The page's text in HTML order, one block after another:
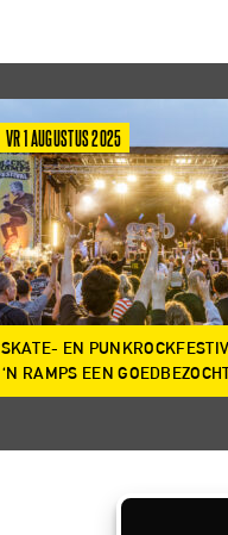
VR 1 AUGUSTUS 2025
SKATE- EN
‘N RAMPS EEN